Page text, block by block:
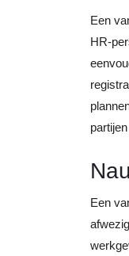
Een
HR-
Een